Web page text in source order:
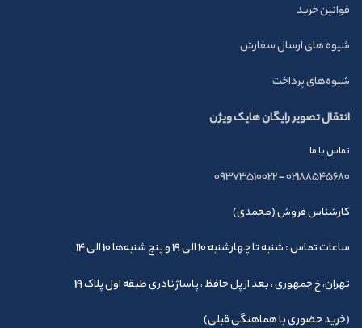
قوانین خرید
شیوه های ارسال سفارش
شیوه‌های پرداخت
انتقال تصویر رایگان هایک ویژن
تماس با ما
02188545680
–
09373510022
کارشناس فروش (محمدی)
ساعات تماس : شنبه تا چهارشنبه 10 الی 19 و پنج شنبه‌ها 10 الی 14
تهران، خ جمهوری ، بعد از پل حافظ ، پاساژ نادری طبقه اول پلاک 19
(خرید حضوری با هماهنگی قبلی)